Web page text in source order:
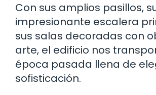
Con sus amplios pasillos,
impresionante escalera
sus salas decoradas con
arte, el edificio nos
época pasada llena de
sofisticación.